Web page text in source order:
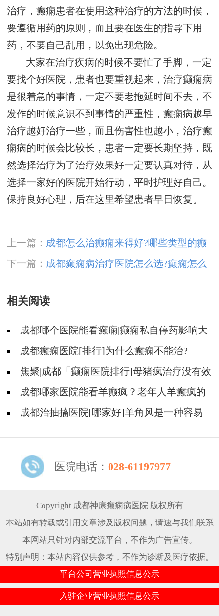
治疗，癫痫患者在使用这种治疗的方法的时候，
要遵循用药的原则，而且要在医生的指导下用
药，不要自己乱用，以免出现危险。
大家在治疗疾病的时候不要忙了手脚，一定
要找个好医院，患者也要重视起来，治疗癫痫病
是很着急的事情，一定不要老拖延时间不去，不
发作的时候意识不到事情的严重性，癫痫病越早
治疗越好治疗一些，而且伤害性也越小，治疗癫
痫病的时候会比较长，患者一定要长期坚持，既
然选择治疗为了治疗效果好一定要认真对待，从
选择一家好的医院开始行动，平时护理好自己。
保持良好心理，后在这里希望患者早日恢复。
上一篇： 成都怎么治癫痫来得好?哪些类型的癫
痫病易遗传?
下一篇： ​成都癫痫病治疗医院怎么选?癫痫怎么
治疗呢?
相关阅读
成都哪个医院能看癫痫|癫痫私自停药影响大
不大?成都癫痫医院[排行]为什么癫痫不能治?
焦聚|成都「癫痫医院排行]母猪疯治疗没有效
果怎么办?
成都哪家医院能看羊癫疯？老年人羊癫疯的
急救措施?
成都治抽搐医院[哪家好]羊角风是一种容易
医院电话： 028-61197977
Copyright 成都神康癫痫病医院 版权所有
本站如有转载或引用文章涉及版权问题，请速与我们联系
本网站只针对内部交流平台，不作为广告宣传。
特别声明：本站内容仅供参考，不作为诊断及医疗依据。
平台公司营业执照信息公示
入驻企业营业执照信息公示